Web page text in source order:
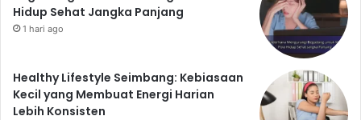
Hidup Sehat Jangka Panjang
1 hari ago
Healthy Lifestyle Seimbang: Kebiasaan
Kecil yang Membuat Energi Harian
Lebih Konsisten